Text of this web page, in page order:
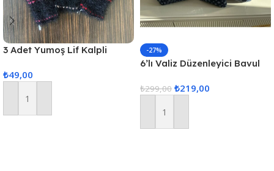
3 Adet Yumoş Lif Kalpli
₺49,00
Sepete Ekle
-27%
6’lı Valiz Düzenleyici Bavul
Hurcu
₺299,00 ₺219,00
Sepete Ekle